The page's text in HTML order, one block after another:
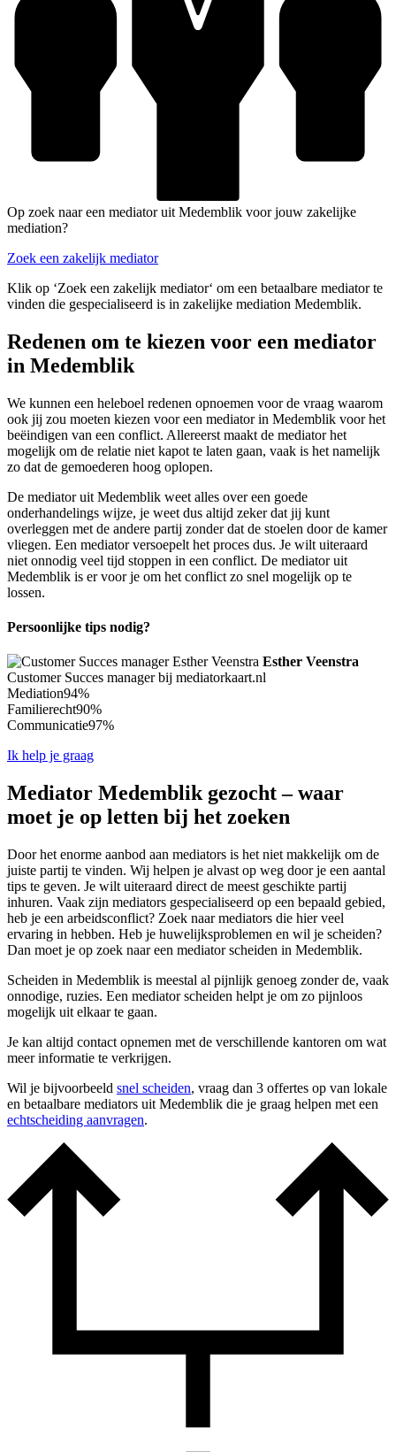
Op zoek naar een mediator uit Medemblik voor jouw zakelijke
mediation?
Zoek een zakelijk mediator
Klik op ‘Zoek een zakelijk mediator‘ om een betaalbare mediator te
vinden die gespecialiseerd is in zakelijke mediation Medemblik.
Redenen om te kiezen voor een mediator
in Medemblik
We kunnen een heleboel redenen opnoemen voor de vraag waarom
ook jij zou moeten kiezen voor een mediator in Medemblik voor het
beëindigen van een conflict. Allereerst maakt de mediator het
mogelijk om de relatie niet kapot te laten gaan, vaak is het namelijk
zo dat de gemoederen hoog oplopen.
De mediator uit Medemblik weet alles over een goede
onderhandelings wijze, je weet dus altijd zeker dat jij kunt
overleggen met de andere partij zonder dat de stoelen door de kamer
vliegen. Een mediator versoepelt het proces dus. Je wilt uiteraard
niet onnodig veel tijd stoppen in een conflict. De mediator uit
Medemblik is er voor je om het conflict zo snel mogelijk op te
lossen.
Persoonlijke tips nodig?
Esther Veenstra
Customer Succes manager bij mediatorkaart.nl
Mediation94%
Familierecht90%
Communicatie97%
Ik help je graag
Mediator Medemblik gezocht – waar
moet je op letten bij het zoeken
Door het enorme aanbod aan mediators is het niet makkelijk om de
juiste partij te vinden. Wij helpen je alvast op weg door je een aantal
tips te geven. Je wilt uiteraard direct de meest geschikte partij
inhuren. Vaak zijn mediators gespecialiseerd op een bepaald gebied,
heb je een arbeidsconflict? Zoek naar mediators die hier veel
ervaring in hebben. Heb je huwelijksproblemen en wil je scheiden?
Dan moet je op zoek naar een mediator scheiden in Medemblik.
Scheiden in Medemblik is meestal al pijnlijk genoeg zonder de, vaak
onnodige, ruzies. Een mediator scheiden helpt je om zo pijnloos
mogelijk uit elkaar te gaan.
Je kan altijd contact opnemen met de verschillende kantoren om wat
meer informatie te verkrijgen.
Wil je bijvoorbeeld snel scheiden, vraag dan 3 offertes op van lokale
en betaalbare mediators uit Medemblik die je graag helpen met een
echtscheiding aanvragen.